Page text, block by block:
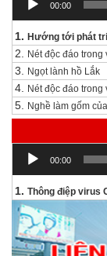
00:00
1. Hướng tới phát
2. Nét độc đáo
3. Ngọt lành hồ Lắk
4. Nét độc đáo
5. Nghề làm gốm
Trình
chơi
Audio
00:00
1. Thông điệp virus